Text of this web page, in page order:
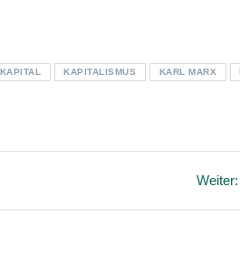
KAPITALISMUS KARL MARX
Weiter: